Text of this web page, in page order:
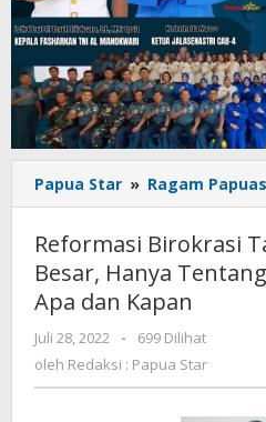
Papua Star » Ragam
Reformasi Birokrasi
Besar, Hanya
Apa dan Kapan
Juli 28, 2022
oleh
Redaksi
-
699 Dilihat
oleh Redaksi : Papua Star